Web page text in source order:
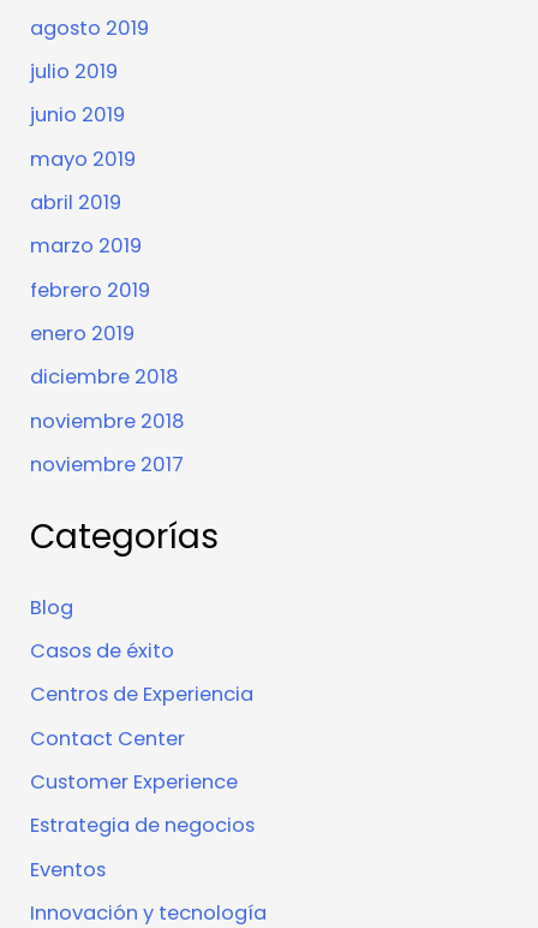
agosto 2019
julio 2019
junio 2019
mayo 2019
abril 2019
marzo 2019
febrero 2019
enero 2019
diciembre 2018
noviembre 2018
noviembre 2017
Categorías
Blog
Casos de éxito
Centros de Experiencia
Contact Center
Customer Experience
Estrategia de negocios
Eventos
Innovación y tecnología